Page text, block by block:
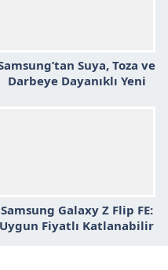
Suya, Toza ve
Darbeye Dayanıklı Yeni
Samsung Galaxy Z Flip FE:
Uygun Fiyatlı Katlanabilir